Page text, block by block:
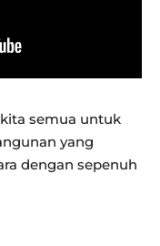
semua untuk
yang
dengan sepenuh